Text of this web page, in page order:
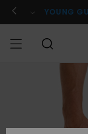
informazioni
prodotto
! YOUNG